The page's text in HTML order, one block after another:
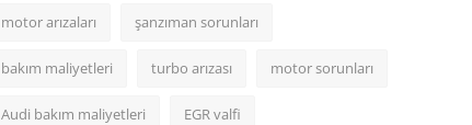
motor arızaları şanzıman sorunları
bakım maliyetleri turbo arızası motor sorunları
Audi bakım maliyetleri EGR valfi